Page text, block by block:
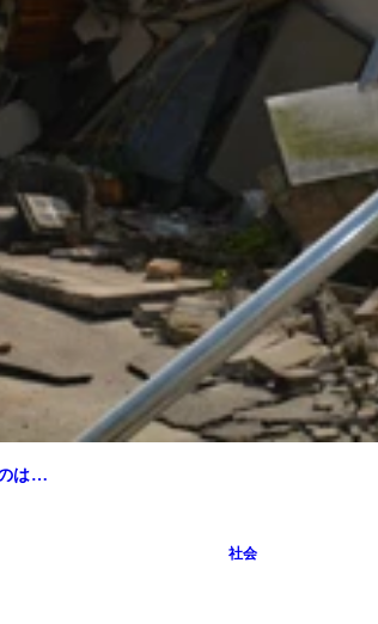
などで大金が必要になるため、補償は必須
訪ねてきても追い返すこと！
は…
社会